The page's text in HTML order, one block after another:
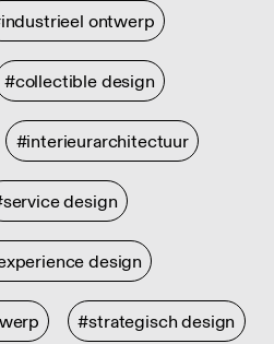
ontwerp
#collectible design
#interieurarchitectuur
design
design
#strategisch design